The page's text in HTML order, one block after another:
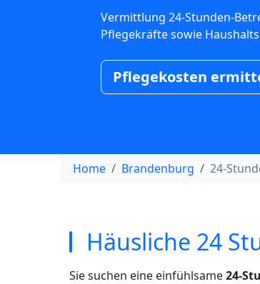
Vermittlung 24-Stunden-
Pflegekräfte sowie
Pflegekosten
Home Brandenburg 24-
Häusliche 24
Sie suchen eine einfühlsame24-